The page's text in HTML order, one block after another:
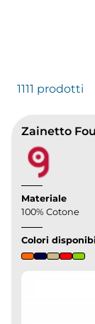
1111 prodotti
Zainetto
Materiale
100% Cotone
Colori